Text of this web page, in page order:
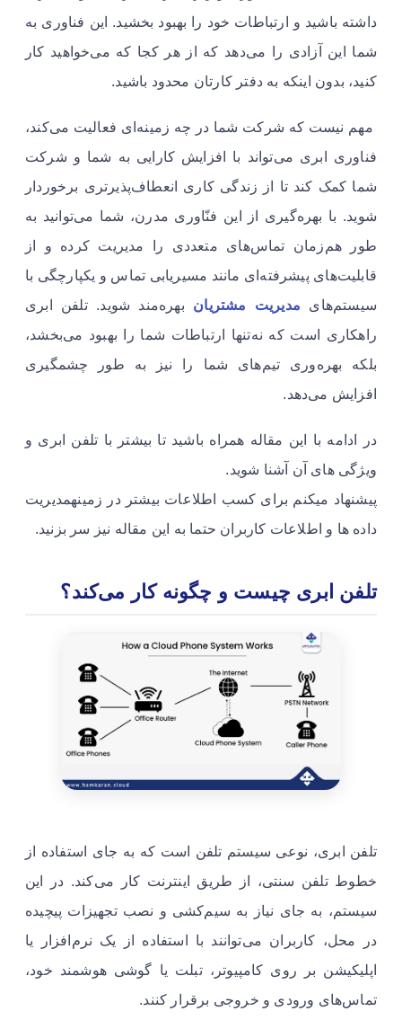
داشته باشید و ارتباطات خود را بهبود بخشید. این فناوری به
شما این آزادی را می‌دهد که از هر کجا که می‌خواهید کار
کنید، بدون اینکه به دفتر کارتان محدود باشید.
مهم نیست که شرکت شما در چه زمینه‌ای فعالیت می‌کند،
فناوری ابری می‌تواند با افزایش کارایی به شما و شرکت
شما کمک کند تا از زندگی کاری انعطاف‌پذیرتری برخوردار
شوید. با بهره‌گیری از این فنّاوری مدرن، شما می‌توانید به
طور هم‌زمان تماس‌های متعددی را مدیریت کرده و از
قابلیت‌های پیشرفته‌ای مانند مسیریابی تماس و یکپارچگی با
سیستم‌هایمدیریت مشتریانبهره‌مند شوید. تلفن ابری
راهکاری است که نه‌تنها ارتباطات شما را بهبود می‌بخشد،
بلکه بهره‌وری تیم‌های شما را نیز به طور چشمگیری
افزایش می‌دهد.
در ادامه با این مقاله همراه باشید تا بیشتر با تلفن ابری و
ویژگی های آن آشنا شوید.
پیشنهاد میکنم برای کسب اطلاعات بیشتر در زمینهمدیریت
داده ها و اطلاعات کاربران حتما به این مقاله نیز سر بزنید.
تلفن ابری چیست و چگونه کار می‌کند؟
تلفن ابری، نوعی سیستم تلفن است که به جای استفاده از
خطوط تلفن سنتی، از طریق اینترنت کار می‌کند. در این
سیستم، به جای نیاز به سیم‌کشی و نصب تجهیزات پیچیده
در محل، کاربران می‌توانند با استفاده از یک نرم‌افزار یا
اپلیکیشن بر روی کامپیوتر، تبلت یا گوشی هوشمند خود،
تماس‌های ورودی و خروجی برقرار کنند.